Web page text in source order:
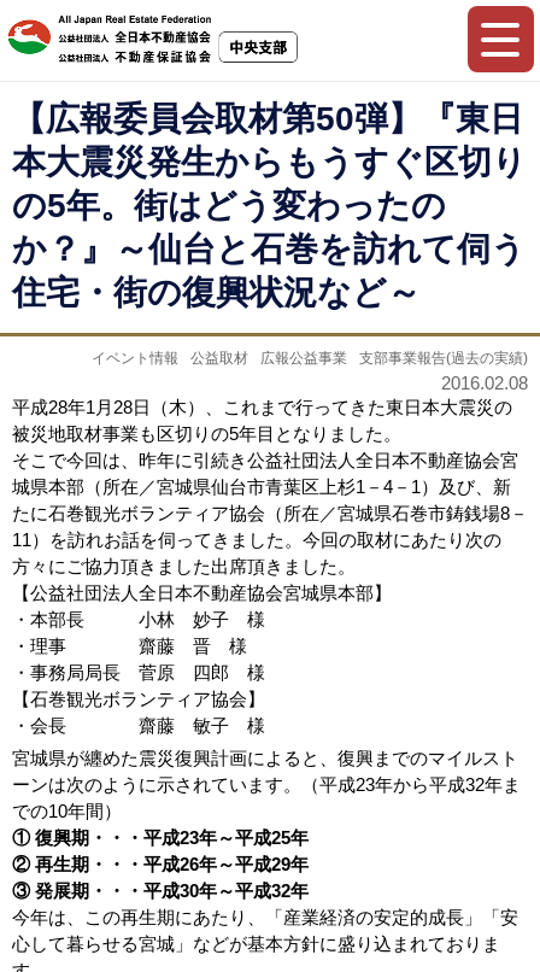
【広報委員会取材第50弾】『東日
本大震災発生からもうすぐ区切り
の5年。街はどう変わったの
か？』～仙台と石巻を訪れて伺う
住宅・街の復興状況など～
イベント情報 公益取材 広報公益事業 支部事業報告(過去の実績)
2016.02.08
平成28年1月28日（木）、これまで行ってきた東日本大震災の
被災地取材事業も区切りの5年目となりました。
そこで今回は、昨年に引続き公益社団法人全日本不動産協会宮
城県本部（所在／宮城県仙台市青葉区上杉1－4－1）及び、新
たに石巻観光ボランティア協会（所在／宮城県石巻市鋳銭場8－
11）を訪れお話を伺ってきました。今回の取材にあたり次の
方々にご協力頂きました出席頂きました。
【公益社団法人全日本不動産協会宮城県本部】
・本部長 小林 妙子 様
・理事 齋藤 晋 様
・事務局局長 菅原 四郎 様
【石巻観光ボランティア協会】
・会長 齋藤 敏子 様
宮城県が纏めた震災復興計画によると、復興までのマイルスト
ーンは次のように示されています。（平成23年から平成32年ま
での10年間）
① 復興期・・・平成23年～平成25年
② 再生期・・・平成26年～平成29年
③ 発展期・・・平成30年～平成32年
今年は、この再生期にあたり、「産業経済の安定的成長」「安
心して暮らせる宮城」などが基本方針に盛り込まれておりま